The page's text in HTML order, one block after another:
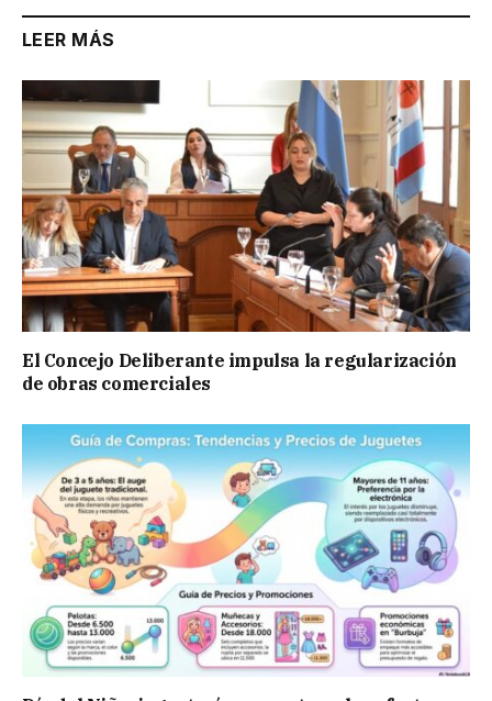
LEER MÁS
El Concejo Deliberante impulsa la regularización
de obras comerciales